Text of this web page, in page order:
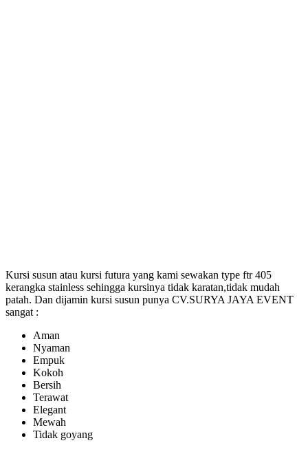
Kursi susun atau kursi futura yang kami sewakan type ftr 405
kerangka stainless sehingga kursinya tidak karatan,tidak mudah
patah. Dan dijamin kursi susun punya CV.SURYA JAYA EVENT
sangat :
Aman
Nyaman
Empuk
Kokoh
Bersih
Terawat
Elegant
Mewah
Tidak goyang